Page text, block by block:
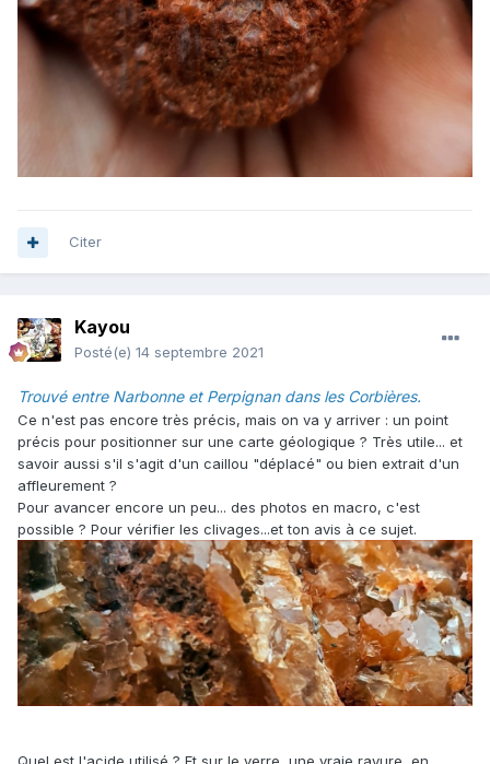
Citer
Kayou
Posté(e) 14 septembre 2021
Trouvé entre Narbonne et Perpignan dans les Corbières.
Ce n'est pas encore très précis, mais on va y arriver : un point
précis pour positionner sur une carte géologique ? Très utile... et
savoir aussi s'il s'agit d'un caillou "déplacé" ou bien extrait d'un
affleurement ?
Pour avancer encore un peu... des photos en macro, c'est
possible ? Pour vérifier les clivages...et ton avis à ce sujet.
Quel est l'acide utilisé ? Et sur le verre, une vraie rayure, en